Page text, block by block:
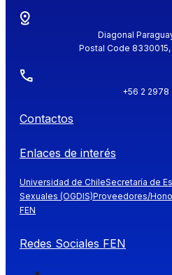
Diagonal
Postal Code
+56 2 2978
Contactos
Enlaces de interés
Universidad de ChileSecretaría de
Sexuales (OGDIS)Proveedores/
FEN
Redes Sociales FEN